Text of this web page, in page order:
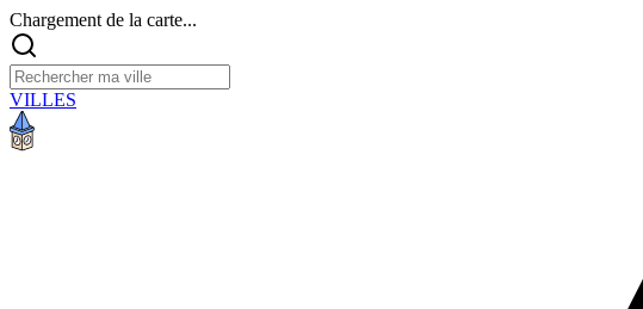
Chargement de la carte...
VILLES